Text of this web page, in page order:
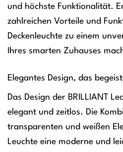
und höchste Funktionalität.
zahlreichen Vorteile und
Deckenleuchte zu einem
Ihres smarten Zuhauses
Elegantes Design, das
Das Design der BRILLIANT
elegant und zeitlos. Die
transparenten und weißen
Leuchte eine moderne und